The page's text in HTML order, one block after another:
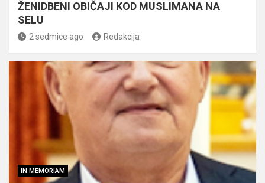
ŽENIDBENI OBIČAJI KOD MUSLIMANA NA
SELU
2 sedmice ago Redakcija
IN MEMORIAM